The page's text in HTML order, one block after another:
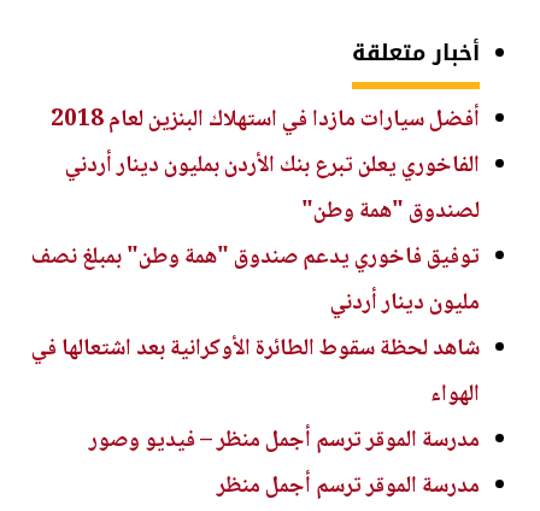
أخبار متعلقة
أفضل سيارات مازدا في استهلاك البنزين لعام 2018
الفاخوري يعلن تبرع بنك الأردن بمليون دينار أردني
لصندوق "همة وطن"
توفيق فاخوري يدعم صندوق "همة وطن" بمبلغ نصف
مليون دينار أردني
شاهد لحظة سقوط الطائرة الأوكرانية بعد اشتعالها في
الهواء
مدرسة الموقر ترسم أجمل منظر – فيديو وصور
مدرسة الموقر ترسم أجمل منظر